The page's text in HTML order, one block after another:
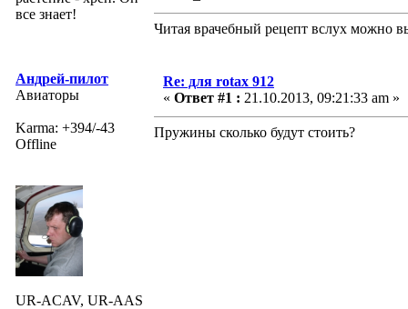
все знает!
Читая врачебный рецепт вслух можно
Андрей-пилот
Авиаторы
Karma: +394/-43
Offline
UR-ACAV, UR-AAS
Re: для rotax 912
« Ответ #1 : 21.10.2013, 09:21:33 am »
Пружины сколько будут стоить?